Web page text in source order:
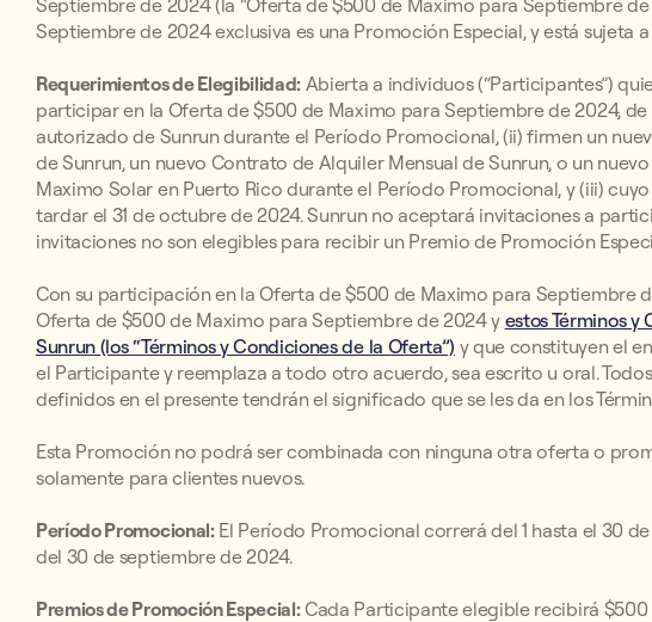
Septiembre de 2024 (la “Oferta de $500 de Maximo para Septiembre
Septiembre de 2024 exclusiva es una Promoción Especial, y está sujeta
Requerimientos de Elegibilidad: Abierta a individuos (“Participantes”)
participar en la Oferta de $500 de Maximo para Septiembre de 2024,
autorizado de Sunrun durante el Período Promocional, (ii) firmen un
de Sunrun, un nuevo Contrato de Alquiler Mensual de Sunrun, o un
Maximo Solar en Puerto Rico durante el Período Promocional, y (iii)
tardar el 31 de octubre de 2024. Sunrun no aceptará invitaciones a
invitaciones no son elegibles para recibir un Premio de Promoción
Con su participación en la Oferta de $500 de Maximo para Septiembre
Oferta de $500 de Maximo para Septiembre de 2024 y estos Términos
Sunrun (los “Términos y Condiciones de la Oferta”) y que constituyen el
el Participante y reemplaza a todo otro acuerdo, sea escrito u oral.
definidos en el presente tendrán el significado que se les da en los
Esta Promoción no podrá ser combinada con ninguna otra oferta o
solamente para clientes nuevos.
Período Promocional:El Período Promocional correrá del 1 hasta el 30
del 30 de septiembre de 2024.
Premios de Promoción Especial:Cada Participante elegible recibirá $500